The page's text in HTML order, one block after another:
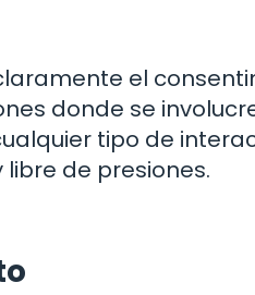
el
donde se
tipo de
de presiones.